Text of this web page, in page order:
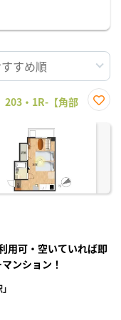
203・1R-【角部
に入
用可・空いていれば即
ンション！